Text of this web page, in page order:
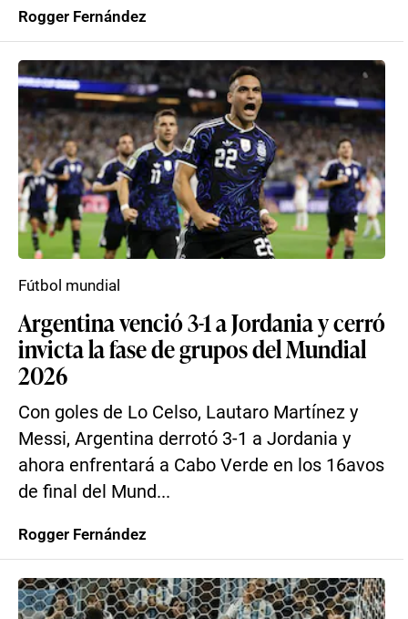
Rogger Fernández
Argentina venció 3-1 a Jordania y cerró
invicta la fase de grupos del Mundial
2026
Con goles de Lo Celso, Lautaro Martínez y
Messi, Argentina derrotó 3-1 a Jordania y
ahora enfrentará a Cabo Verde en los 16avos
de final del Mund...
Fútbol mundial
Rogger Fernández